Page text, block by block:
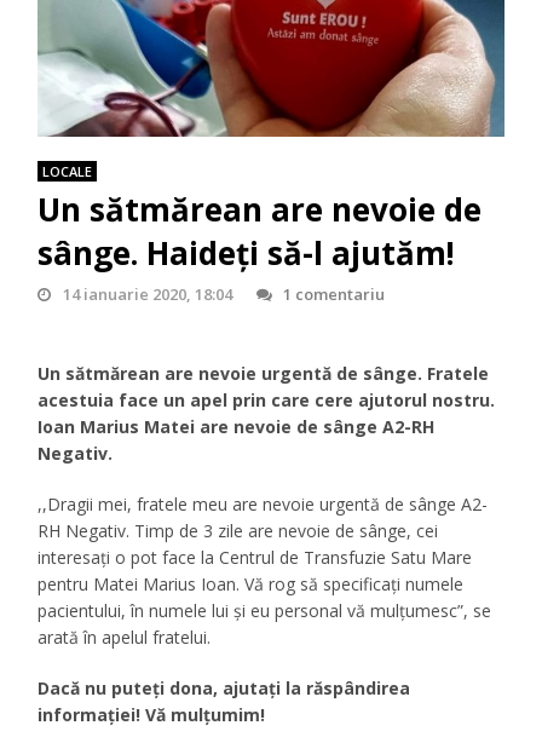
LOCALE
Un sătmărean are nevoie de
sânge. Haideți să-l ajutăm!
14 ianuarie 2020, 18:04 1 comentariu
Un sătmărean are nevoie urgentă de sânge. Fratele
acestuia face un apel prin care cere ajutorul nostru.
Ioan Marius Matei are nevoie de sânge A2-RH
Negativ.
,,Dragii mei, fratele meu are nevoie urgentă de sânge A2-
RH Negativ. Timp de 3 zile are nevoie de sânge, cei
interesați o pot face la Centrul de Transfuzie Satu Mare
pentru Matei Marius Ioan. Vă rog să specificați numele
pacientului, în numele lui și eu personal vă mulțumesc”, se
arată în apelul fratelui.
Dacă nu puteți dona, ajutați la răspândirea
informației! Vă mulțumim!